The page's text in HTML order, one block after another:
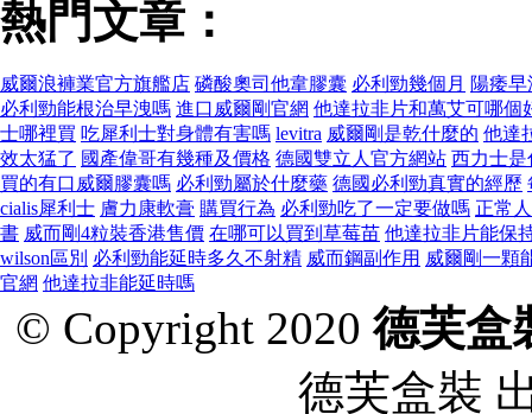
熱門文章：
威爾浪褲業官方旗艦店 磷酸奧司他韋膠囊 必利勁幾個月 陽痿
必利勁能根治早洩嗎 進口威爾剛官網 他達拉非片和萬艾可哪個
士哪裡買 吃犀利士對身體有害嗎 levitra 威爾剛是乾什麼的 他達
效太猛了 國產偉哥有幾種及價格 德國雙立人官方網站 西力士是
買的有口威爾膠囊嗎 必利勁屬於什麼藥 德國必利勁真實的經歷
cialis犀利士 膚力康軟膏 購買行為 必利勁吃了一定要做嗎 正常
書 威而剛4粒裝香港售價 在哪可以買到草莓苗 他達拉非片能保
wilson區別 必利勁能延時多久不射精 威而鋼副作用 威爾剛一顆
官網 他達拉非能延時嗎
© Copyright 2020德芙盒
德芙盒裝